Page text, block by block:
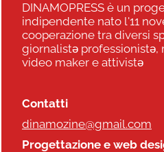
DINAMOPRESS è un
indipendente nato l'11
cooperazione tra diversi
giornalistə professionistə,
video maker e attivistə
Contatti
dinamozine@gmail.com
Progettazione e web